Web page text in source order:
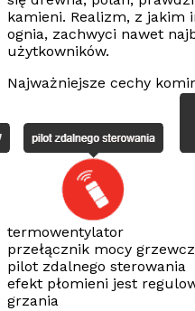
kamieni. Realizm, z jakim
ognia, zachwyci nawet
użytkowników.
Najważniejsze cechy
termowentylator
przełącznik mocy
pilot zdalnego sterowania
efekt płomieni jest
grzania